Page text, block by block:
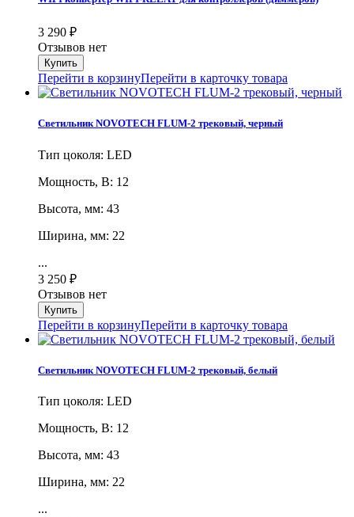
3 290 ₽
Отзывов нет
Перейти в корзинуПерейти в карточку товара
Светильник NOVOTECH FLUM-2 трековый, черный
Тип цоколя: LED
Мощность, В: 12
Высота, мм: 43
Ширина, мм: 22
...
3 250 ₽
Отзывов нет
Перейти в корзинуПерейти в карточку товара
Светильник NOVOTECH FLUM-2 трековый, белый
Тип цоколя: LED
Мощность, В: 12
Высота, мм: 43
Ширина, мм: 22
...